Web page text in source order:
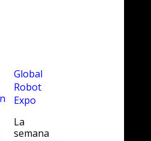
Global
Robot
Expo
La
semana